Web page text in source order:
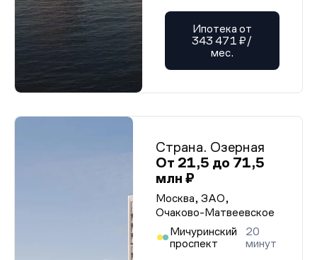
Ипотека от
343 471 ₽/
мес.
Страна. Озерная
От 21,5 до 71,5
млн ₽
Москва, ЗАО,
Очаково-Матвеевское
Мичуринский
проспект
20
минут